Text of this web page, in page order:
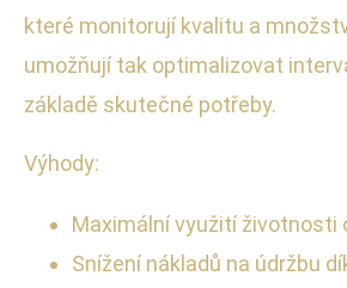
které monitorují kvalitu a
umožňují tak optimalizovat
základě skutečné potřeby.
Výhody:
Maximální využití životnosti
Snížení nákladů na údržbu